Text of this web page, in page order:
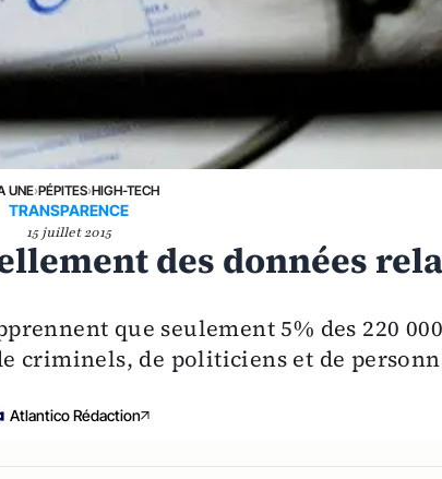
UNE›PÉPITES›HIGH-TECH
TRANSPARENCE
15 juillet 2015
des données
que seulement 5% des 220 000
criminels, de politiciens et de
Atlantico Rédaction